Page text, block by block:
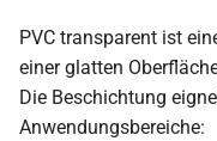
PVC transparent ist
einer glatten
Die Beschichtung
Anwendungsbereiche: